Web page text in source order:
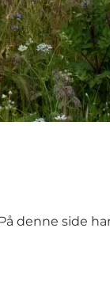
denne side